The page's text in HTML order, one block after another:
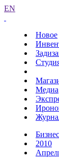
EN
Новое
Медиа
2010